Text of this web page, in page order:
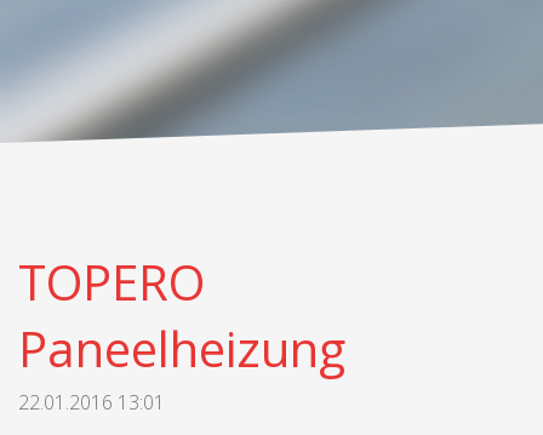
TOPERO
Paneelheizung
22.01.2016 13:01